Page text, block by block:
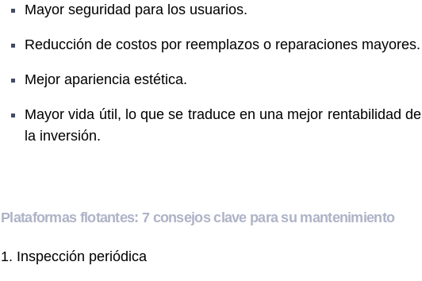
Mayor seguridad para los usuarios.
Reducción de costos por reemplazos o reparaciones mayores.
Mejor apariencia estética.
Mayor vida útil, lo que se traduce en una mejor rentabilidad de
la inversión.
Plataformas flotantes: 7 consejos clave para su mantenimiento
1. Inspección periódica